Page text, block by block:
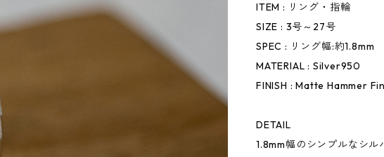
ITEM : リング・指輪
SIZE : 3号～27号
SPEC : リング幅:約1.8mm
MATERIAL : Silver950
FINISH : Matte Hammer
DETAIL
1.8mm幅のシンプルなシル